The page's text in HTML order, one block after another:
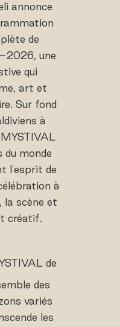
annonce
de
une
qui
art et
Sur fond
à
du monde
l'esprit de
à
la scène et
créatif.
de
des
variés
les